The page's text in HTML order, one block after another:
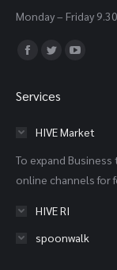
Monday – Friday
Find us on:
Facebook
opens
window
Twitter
opens
windowwindow
Services
HIVE Market
To expand
online channels for
HIVE RI
spoonwalk